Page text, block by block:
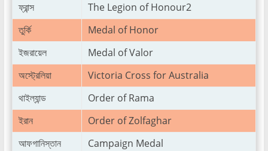
ফ্রান্স
The Legion of Honour2
তুর্কি
Medal of Honor
ইজরায়েল
Medal of Valor
অস্ট্রেলিয়া
Victoria Cross for Australia
থাইল্যান্ড
Order of Rama
ইরান
Order of Zolfaghar
আফগানিস্তান
Campaign Medal